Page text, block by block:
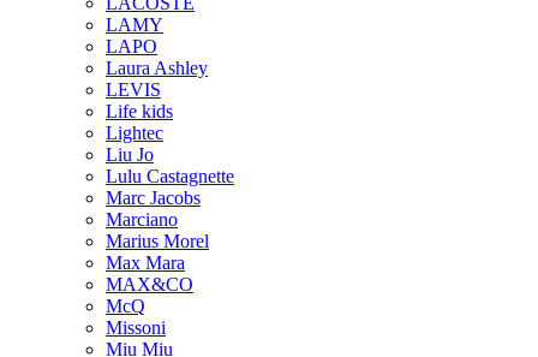
LAMY
LAPO
Laura Ashley
LEVIS
Life kids
Lightec
Liu Jo
Lulu Castagnette
Marc Jacobs
Marciano
Marius Morel
Max Mara
MAX&CO
McQ
Missoni
Miu Miu